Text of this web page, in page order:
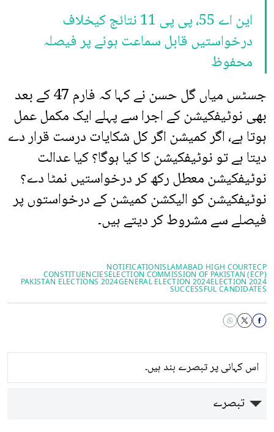
این اے 55، پی پی 11 نتائج کیخلاف
درخواستیں قابل سماعت ہونے پر فیصلہ
محفوظ
جسٹس میاں گل حسن نے کہا کہ فارم 47 کے بعد
بھی نوٹیفکیشن کے اجرا سے پہلے ایک مکمل عمل
ہوتا ہے، اگر کمیشن اگر کل شکایات درست قرار دے
دیتا ہے تو نوٹیفکیشن کا کیا ہوگا؟ کیا عدالت
نوٹیفکیشن معطل رکھ کر درخواستیں نمٹا دے؟
نوٹیفکیشن کو الیکشن کمیشن کے درخواستوں پر
فیصلے سے مشروط کر دیتے ہیں۔
ECP
ISLAMABAD HIGH COURT
NOTIFICATION
ELECTION COMMISSION OF PAKISTAN (ECP)
CONSTITUENCIES
ELECTION 2024
GENERAL ELECTION 2024
PAKISTAN ELECTIONS 2024
SUCCESSFUL CANDIDATES
اس کہانی پر تبصرے بند ہیں۔
تبصرے